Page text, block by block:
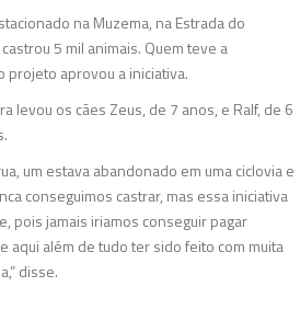
na Muzema, na Estrada do
5 mil animais. Quem teve a
aprovou a iniciativa.
levou os cães Zeus, de 7 anos, e Ralf, de 6
um estava abandonado em uma ciclovia e
conseguimos castrar, mas essa iniciativa
pois jamais iriamos conseguir pagar
aqui além de tudo ter sido feito com muita
disse.